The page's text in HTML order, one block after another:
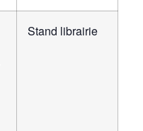
Stand librairie